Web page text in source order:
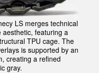
LS merges technical
aesthetic, featuring a
TPU cage. The
is supported by an
creating a refined
gray.